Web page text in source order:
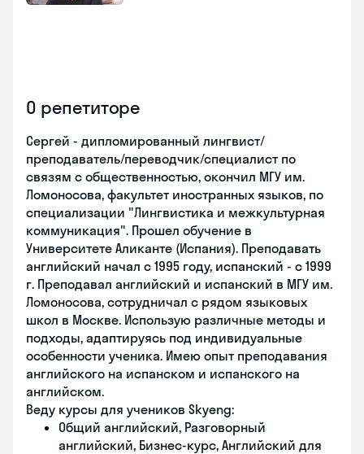
О репетиторе
Сергей - дипломированный лингвист/
преподаватель/переводчик/специалист по
связям с общественностью, окончил МГУ им.
Ломоносова, факультет иностранных языков, по
специализации "Лингвистика и межкультурная
коммуникация". Прошел обучение в
Университете Аликанте (Испания). Преподавать
английский начал с 1995 году, испанский - с 1999
г. Преподавал английский и испанский в МГУ им.
Ломоносова, сотрудничал с рядом языковых
школ в Москве. Использую различные методы и
подходы, адаптируясь под индивидуальные
особенности ученика. Имею опыт преподавания
английского на испанском и испанского на
английском.
Веду курсы для учеников Skyeng:
Общий английский, Разговорный
английский, Бизнес-курс, Английский для